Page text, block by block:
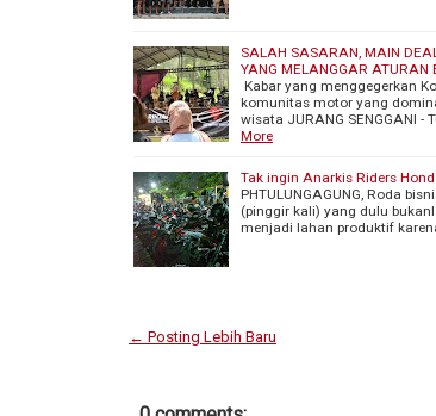
SALAH SASARAN, MAIN
YANG MELANGGAR
Kabar yang menggegerkan
komunitas motor yang
wisata JURANG SENGGANI
More
Tak ingin Anarkis Riders
PHTULUNGAGUNG, Roda
(pinggir kali) yang dulu
menjadi lahan produktif
← Posting Lebih Baru